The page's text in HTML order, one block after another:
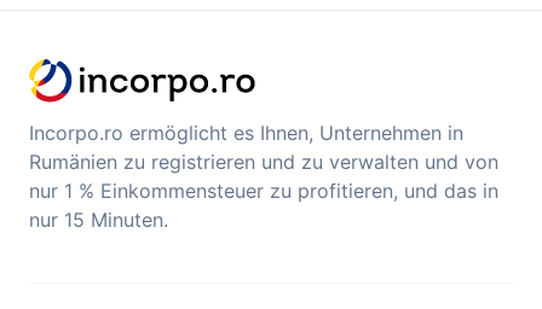
Incorpo.ro ermöglicht es Ihnen, Unternehmen in
Rumänien zu registrieren und zu verwalten und von
nur 1 % Einkommensteuer zu profitieren, und das in
nur 15 Minuten.